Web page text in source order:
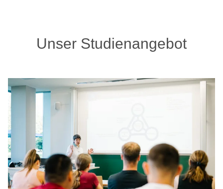
Unser Studienangebot